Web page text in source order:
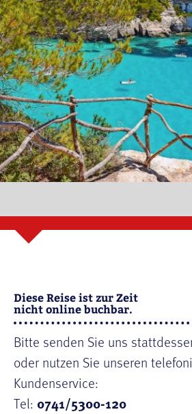
Diese Reise ist zur Zeit
nicht online buchbar.
Bitte senden Sie uns
oder nutzen Sie unseren
Kundenservice:
Tel: 0741/5300-120